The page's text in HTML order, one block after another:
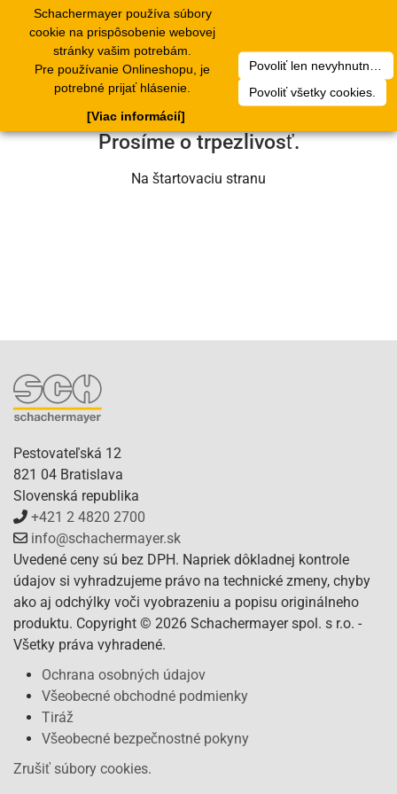
Schachermayer používa súbory
cookie na prispôsobenie webovej
stránky vašim potrebám.
Pre používanie Onlineshopu, je
potrebné prijať hlásenie.
Povoliť všetky cookies.
[Viac informácií]
Ľutujeme, ale došlo k technickej chybe.
Náš servisný tím na nej už pracuje.
Prosíme o trpezlivosť.
Na štartovaciu stranu
Pestovateľská 12
821 04 Bratislava
Slovenská republika
+421 2 4820 2700
info@schachermayer.sk
Uvedené ceny sú bez DPH. Napriek dôkladnej kontrole
údajov si vyhradzujeme právo na technické zmeny, chyby
ako aj odchýlky voči vyobrazeniu a popisu originálneho
produktu. Copyright © 2026 Schachermayer spol. s r.o. -
Všetky práva vyhradené.
Ochrana osobných údajov
Všeobecné obchodné podmienky
Tiráž
Všeobecné bezpečnostné pokyny
Zrušiť súbory cookies.